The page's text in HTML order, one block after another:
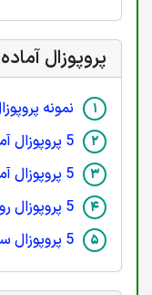
پروپوزال
نمونه
5 پروپوزال آماده روانشناسی بالینی
5 پروپوزال آماده روانشناسی (سلامت روان)
5 پروپوزال روش تحقیق روانشناسی
5 پروپوزال سمینار روانشناسی